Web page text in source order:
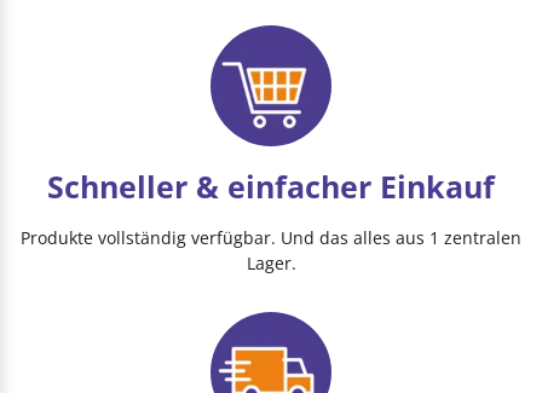
Schneller & einfacher Einkauf
Produkte vollständig verfügbar. Und das alles aus 1 zentralen
Lager.